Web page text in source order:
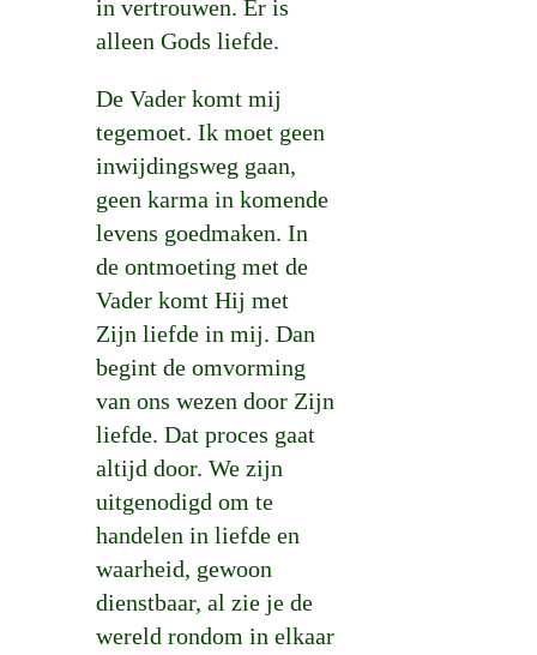
in vertrouwen. Er is
alleen Gods liefde.
De Vader komt mij
tegemoet. Ik moet geen
inwijdingsweg gaan,
geen karma in komende
levens goedmaken. In
de ontmoeting met de
Vader komt Hij met
Zijn liefde in mij. Dan
begint de omvorming
van ons wezen door Zijn
liefde. Dat proces gaat
altijd door. We zijn
uitgenodigd om te
handelen in liefde en
waarheid, gewoon
dienstbaar, al zie je de
wereld rondom in elkaar